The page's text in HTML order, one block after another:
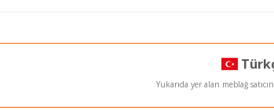
Yukarıda yer alan meblağ